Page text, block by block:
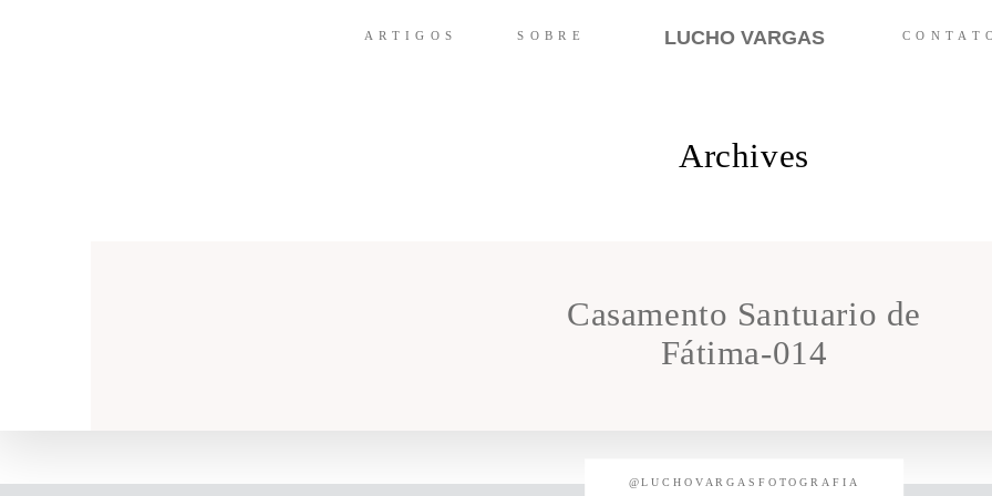
ARTIGOS SOBRE LUCHO VARGAS
Archives
Casamento Santuario de
Fátima-014
@LUCHOVARGASFOTOGRAFIA